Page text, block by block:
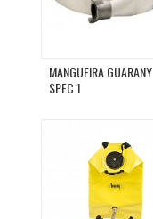
MANGUEIRA GUARANY
SPEC 1